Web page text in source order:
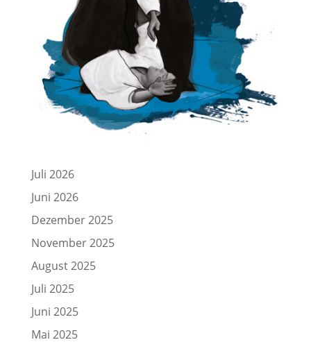
Juli 2026
Juni 2026
Dezember 2025
November 2025
August 2025
Juli 2025
Juni 2025
Mai 2025